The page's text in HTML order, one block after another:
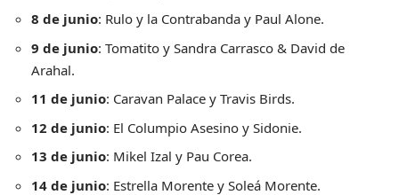
8 de junio: Rulo y la Contrabanda y Paul Alone.
9 de junio: Tomatito y Sandra Carrasco & David de
Arahal.
11 de junio: Caravan Palace y Travis Birds.
12 de junio: El Columpio Asesino y Sidonie.
13 de junio: Mikel Izal y Pau Corea.
14 de junio: Estrella Morente y Soleá Morente.